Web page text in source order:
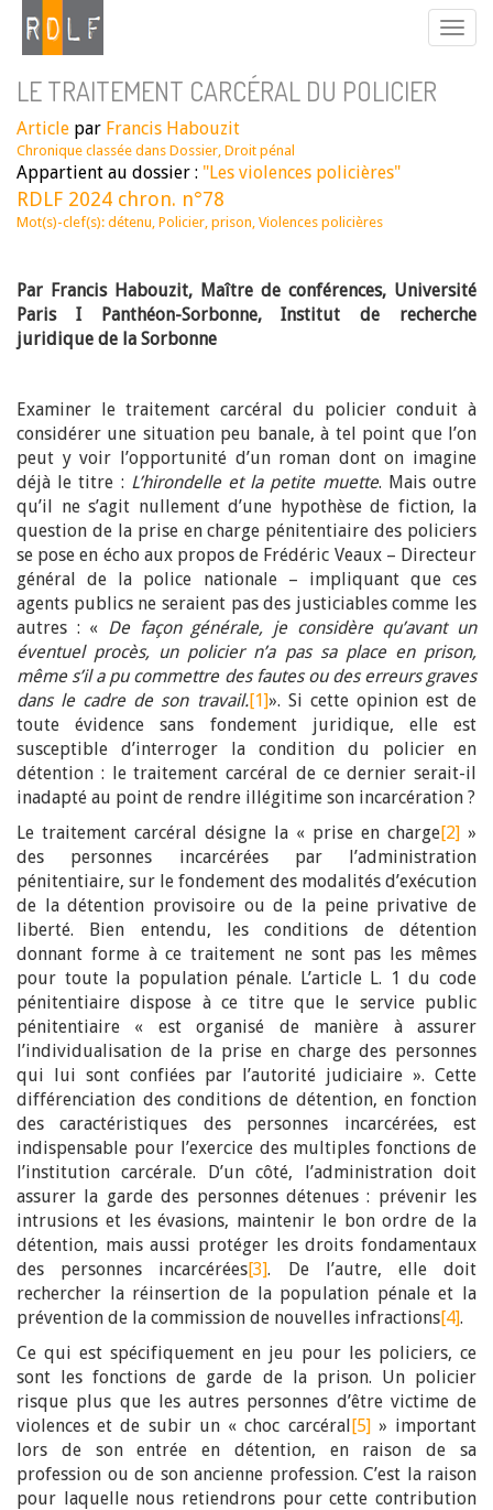
LE TRAITEMENT CARCÉRAL DU POLICIER
Article par Francis Habouzit
Chronique classée dans Dossier, Droit pénal
Appartient au dossier : "Les violences policières"
RDLF 2024 chron. n°78
Mot(s)-clef(s): détenu, Policier, prison, Violences policières
Par Francis Habouzit, Maître de conférences, Université
Paris I Panthéon-Sorbonne, Institut de recherche
juridique de la Sorbonne
Examiner le traitement carcéral du policier conduit à
considérer une situation peu banale, à tel point que l’on
peut y voir l’opportunité d’un roman dont on imagine
déjà le titre : L’hirondelle et la petite muette. Mais outre
qu’il ne s’agit nullement d’une hypothèse de fiction, la
question de la prise en charge pénitentiaire des policiers
se pose en écho aux propos de Frédéric Veaux – Directeur
général de la police nationale – impliquant que ces
agents publics ne seraient pas des justiciables comme les
autres : « De façon générale, je considère qu’avant un
éventuel procès, un policier n’a pas sa place en prison,
même s’il a pu commettre des fautes ou des erreurs graves
dans le cadre de son travail.[1]». Si cette opinion est de
toute évidence sans fondement juridique, elle est
susceptible d’interroger la condition du policier en
détention : le traitement carcéral de ce dernier serait-il
inadapté au point de rendre illégitime son incarcération ?
Le traitement carcéral désigne la « prise en charge[2] »
des personnes incarcérées par l’administration
pénitentiaire, sur le fondement des modalités d’exécution
de la détention provisoire ou de la peine privative de
liberté. Bien entendu, les conditions de détention
donnant forme à ce traitement ne sont pas les mêmes
pour toute la population pénale. L’article L. 1 du code
pénitentiaire dispose à ce titre que le service public
pénitentiaire « est organisé de manière à assurer
l’individualisation de la prise en charge des personnes
qui lui sont confiées par l’autorité judiciaire ». Cette
différenciation des conditions de détention, en fonction
des caractéristiques des personnes incarcérées, est
indispensable pour l’exercice des multiples fonctions de
l’institution carcérale. D’un côté, l’administration doit
assurer la garde des personnes détenues : prévenir les
intrusions et les évasions, maintenir le bon ordre de la
détention, mais aussi protéger les droits fondamentaux
des personnes incarcérées[3]. De l’autre, elle doit
rechercher la réinsertion de la population pénale et la
prévention de la commission de nouvelles infractions[4].
Ce qui est spécifiquement en jeu pour les policiers, ce
sont les fonctions de garde de la prison. Un policier
risque plus que les autres personnes d’être victime de
violences et de subir un « choc carcéral[5]» important
lors de son entrée en détention, en raison de sa
profession ou de son ancienne profession. C’est la raison
pour laquelle nous retiendrons pour cette contribution